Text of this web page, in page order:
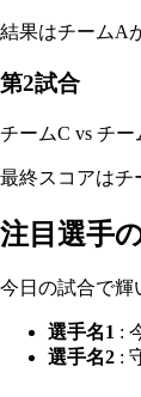
結果はチームA
第2試合
チームC vs チー
最終スコアは
注目選手
今日の試合で輝
選手名1 :
選手名2 :